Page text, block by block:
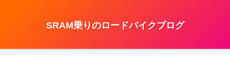
SRAM乗りのロードバイクブログ